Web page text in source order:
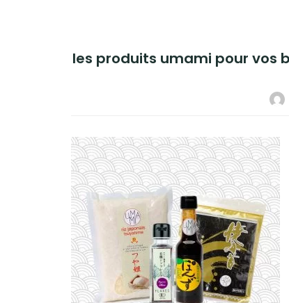
les produits umami pour vos